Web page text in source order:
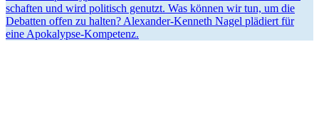
schaften und wird politisch genutzt. Was können wir tun, um die
Debatten offen zu halten? Alexander-Kenneth Nagel plädiert für
eine Apokalypse-Kompetenz.